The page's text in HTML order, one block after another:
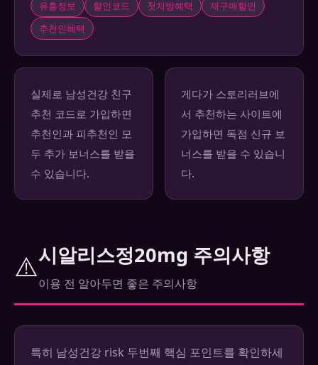
유흥정보 할인코드 첫처방혜택
재구매할인
추천인혜택
실제로 남성건강 친구
추천 코드로 가입하면
추천인과 피추천인 모
두 추가 보너스를 받을
수 있습니다.
게다가 스토리러브에
서 추천하는 사이트에
가입하면 독점 신규 보
너스를 받을 수 있습니
다.
⚠️시알리스정20mg 주의사항
이용 전 알아두면 좋은 주의사항
특히 남성건강 risk 두번째 핵심 포인트를 확인하세